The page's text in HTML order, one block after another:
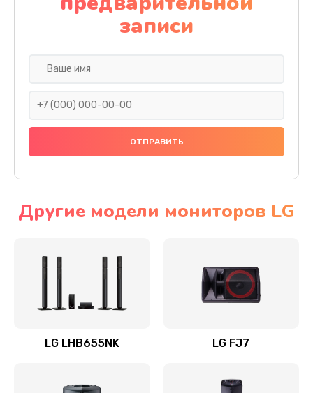
2000 руб.
Заказать
Ремонт платы электроники
Прошивка
Ремонт / замена кнопок, клавиш, индикаторов,
записи
Другие модели мониторов LG
LG LHB655NK LG FJ7